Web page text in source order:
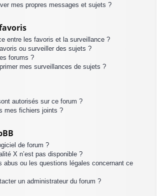
mes propres messages et sujets ?
entre les favoris et la surveillance ?
ou surveiller des sujets ?
forums ?
mes surveillances de sujets ?
autorisés sur ce forum ?
mes fichiers joints ?
de forum ?
X n’est pas disponible ?
abus ou les questions légales concernant ce
un administrateur du forum ?